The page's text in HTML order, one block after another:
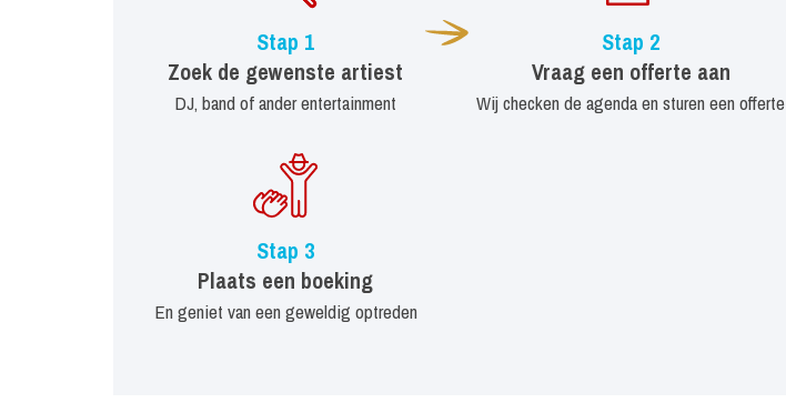
Stap 1
Zoek de gewenste artiest
DJ, band of ander entertainment
Stap 2
Vraag een offerte aan
Wij checken de agenda en sturen een offerte
Stap 3
Plaats een boeking
En geniet van een geweldig optreden